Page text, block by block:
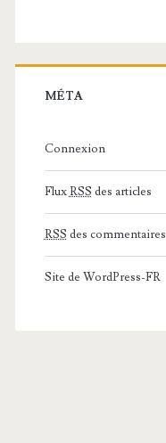
MÉTA
Connexion
FluxRSS des articles
RSS des commentaires
Site de WordPress-FR